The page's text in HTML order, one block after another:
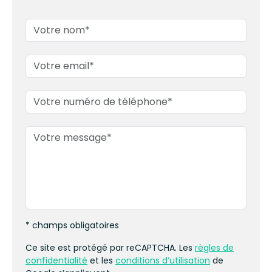
* champs obligatoires
Ce site est protégé par reCAPTCHA. Les règles de
confidentialité et les conditions d’utilisation de